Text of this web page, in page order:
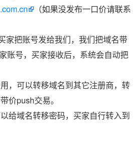
（如果没发布一口价请联系
家把账号发给我们，我们把域名带
账号，买家接收后，系统会自动把
，可以转移域名到其它注册商，转
价push交易。
给域名转移密码，买家自行转入到